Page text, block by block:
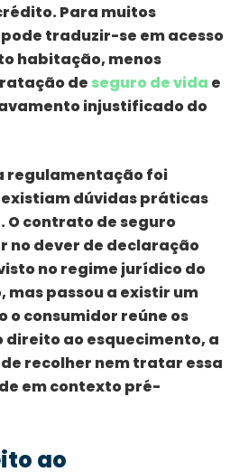
Para muitos
traduzir-se em acesso
habitação, menos
de seguro de vida e
injustificado do
regulamentação foi
dúvidas práticas
O contrato de seguro
no dever de declaração
no regime jurídico do
passou a existir um
o consumidor reúne os
direito ao esquecimento, a
recolher nem tratar essa
em contexto pré-
ao